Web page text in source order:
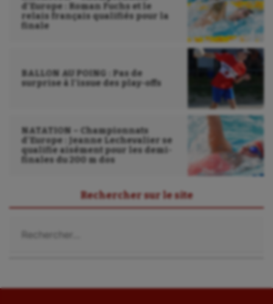
d’Europe : Roman Fuchs et le
relais français qualifiés pour la
finale
BALLON AU POING : Pas de
surprise à l’issue des play-offs
NATATION – Championnats
d’Europe : Jeanne Lechevalier se
qualifie aisément pour les demi-
finales du 200 m dos
Rechercher sur le site